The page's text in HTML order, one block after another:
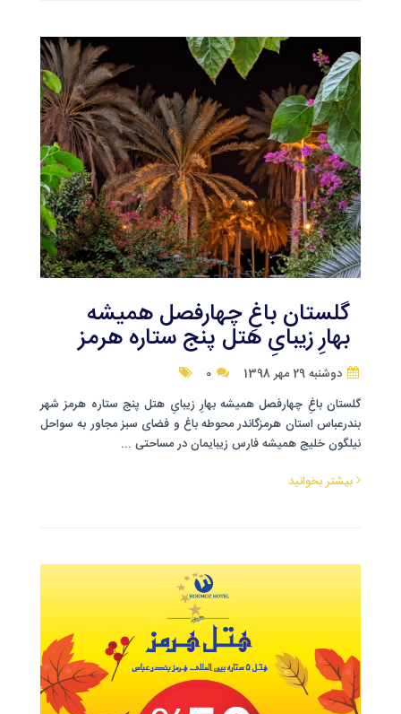
گلستان باغِ چهارفصل همیشه
بهارِ زیبایِ هتل پنج ستاره هرمز
دوشنبه 29 مهر 1398
گلستان باغِ چهارفصل همیشه بهارِ زیبایِ هتل پنج ستاره هرمز شهر
بندرعباس استان هرمزگاندر محوطه باغ و فضای سبز مجاور به سواحل
نیلگون خلیج همیشه فارس زیبایمان در مساحتی ...
بیشتر بخوانید